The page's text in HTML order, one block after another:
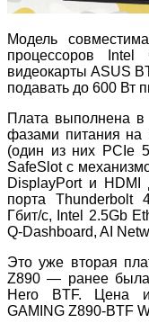
Модель
процессоров
видеокарты ASUS
подавать до 600 Вт
Плата выполнена
фазами питания на
(один из них PCIe
SafeSlot с
DisplayPort и HDMI
порта Thunderbolt
Гбит/с, Intel 2.5Gb
Q‑Dashboard, AI
Это уже вторая
Z890 — ранее была
Hero BTF. Цена и
GAMING Z890‑BTF